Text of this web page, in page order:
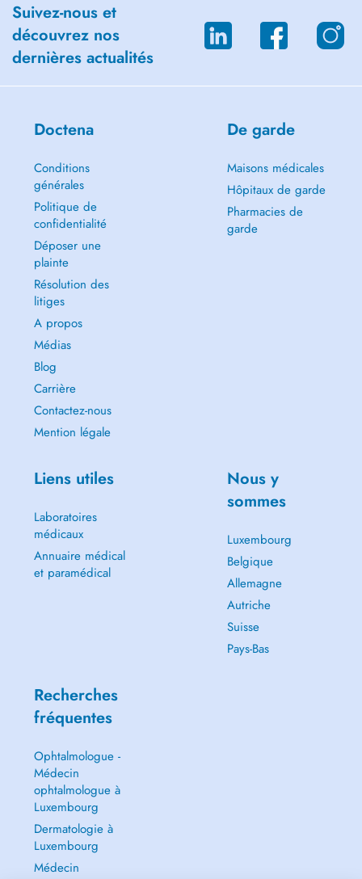
Suivez-nous et
découvrez nos
dernières actualités
Doctena
Conditions
générales
Politique de
confidentialité
Déposer une
plainte
Résolution des
litiges
A propos
Médias
Blog
Carrière
Contactez-nous
Mention légale
De garde
Maisons médicales
Hôpitaux de garde
Pharmacies de
garde
Liens utiles
Laboratoires
médicaux
Annuaire médical
et paramédical
Nous y
sommes
Luxembourg
Belgique
Allemagne
Autriche
Suisse
Pays-Bas
Recherches
fréquentes
Ophtalmologue -
Médecin
ophtalmologue à
Luxembourg
Dermatologie à
Luxembourg
Médecin